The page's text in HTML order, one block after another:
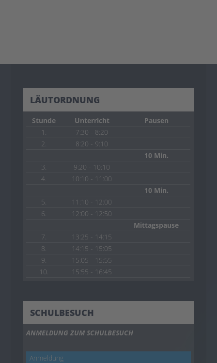
LÄUTORDNUNG
Stunde Unterricht
Pausen
1.
7:30 - 8:20
2.
8:20 - 9:10
10 Min.
3.
9:20 - 10:10
4.
10:10 - 11:00
10 Min.
5.
11:10 - 12:00
6.
12:00 - 12:50
Mittagspause
7.
13:25 - 14:15
8.
14:15 - 15:05
9.
15:05 - 15:55
10.
15:55 - 16:45
SCHULBESUCH
ANMELDUNG ZUM SCHULBESUCH
Anmeldung